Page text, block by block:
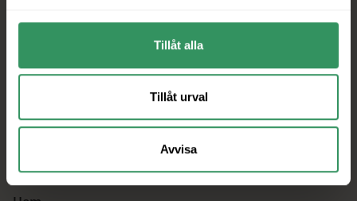
Tillåt alla
Tillåt urval
Avvisa
Centrum Karlstad utv. AB
Järnvägsgatan 3, 652 25 Karlstad